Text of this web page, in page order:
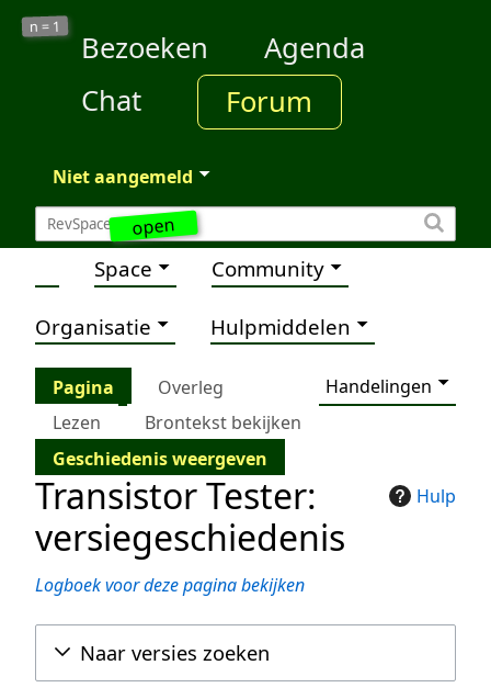
open
n = 1
Bezoeken
Agenda
Chat
Forum
Niet aangemeld
Space Community
Organisatie Hulpmiddelen
Pagina Overleg
Handelingen
Lezen
Brontekst bekijken
Geschiedenis weergeven
Hulp
Transistor Tester:
versiegeschiedenis
Logboek voor deze pagina bekijken
Naar versies zoeken